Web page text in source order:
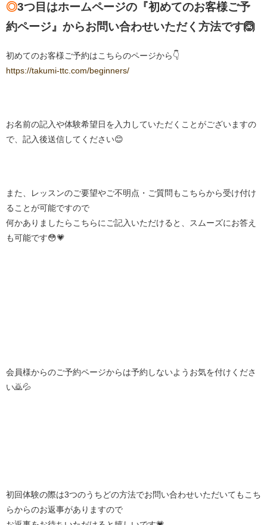
◎3つ目はホームページの『初めてのお客様ご予
約ページ』からお問い合わせいただく方法です🙆
初めてのお客様ご予約はこちらのページから👇
https://takumi-ttc.com/beginners/
お名前の記入や体験希望日を入力していただくことがございますの
で、記入後送信してください😊
また、レッスンのご要望やご不明点・ご質問もこちらから受け付け
ることが可能ですので
何かありましたらこちらにご記入いただけると、スムーズにお答え
も可能です😳💗
会員様からのご予約ページからは予約しないようお気を付けくださ
い🙇💦
初回体験の際は3つのうちどの方法でお問い合わせいただいてもこち
らからのお返事がありますので